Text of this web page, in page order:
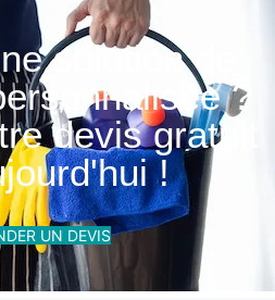
solution de
?
devis gratuit
!
UN DEVIS